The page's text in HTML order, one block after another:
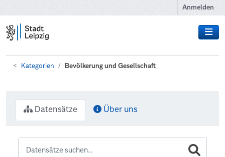
Anmelden
Kategorien Bevölkerung und Gesellschaft
Datensätze Über uns